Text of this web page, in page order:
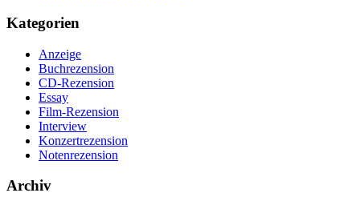
Kategorien
Anzeige
Buchrezension
CD-Rezension
Essay
Film-Rezension
Interview
Konzertrezension
Notenrezension
Archiv